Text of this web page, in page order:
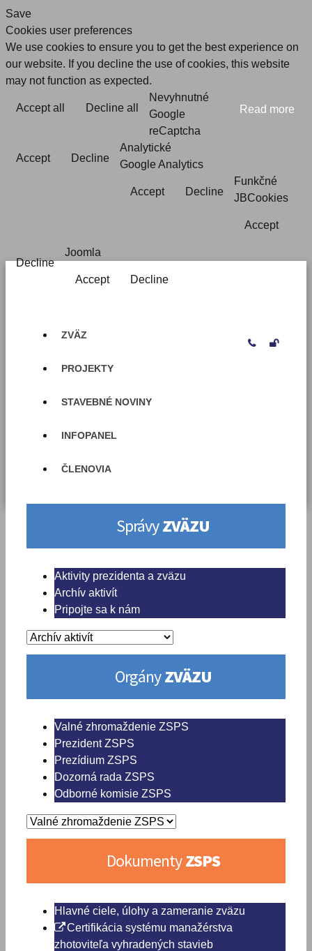
Save
Cookies user preferences
We use cookies to ensure you to get the best experience on
our website. If you decline the use of cookies, this website
may not function as expected.
Accept all Decline all Read more
Nevyhnutné
Google
reCaptcha
Accept Decline
Analytické
Google Analytics
Accept Decline
Funkčné
JBCookies
Accept
Decline
Joomla
Accept Decline
 
ZVÄZ
PROJEKTY
STAVEBNÉ NOVINY
INFOPANEL
ČLENOVIA
SprávyZVÄZU
Aktivity prezidenta a zväzu
Archív aktivít
Pripojte sa k nám
OrgányZVÄZU
Valné zhromaždenie ZSPS
Prezident ZSPS
Prezídium ZSPS
Dozorná rada ZSPS
Odborné komisie ZSPS
DokumentyZSPS
Hlavné ciele, úlohy a zameranie zväzu
Certifikácia systému manažérstva
zhotoviteľa vyhradených stavieb